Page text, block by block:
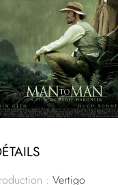
: Vertigo